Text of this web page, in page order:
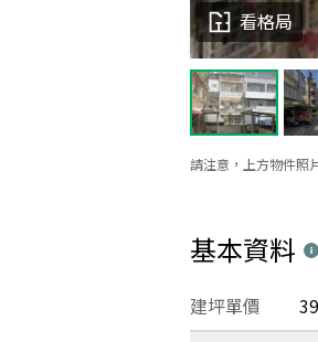
請注意，上方物件照
看格局
基本資料
建坪單價